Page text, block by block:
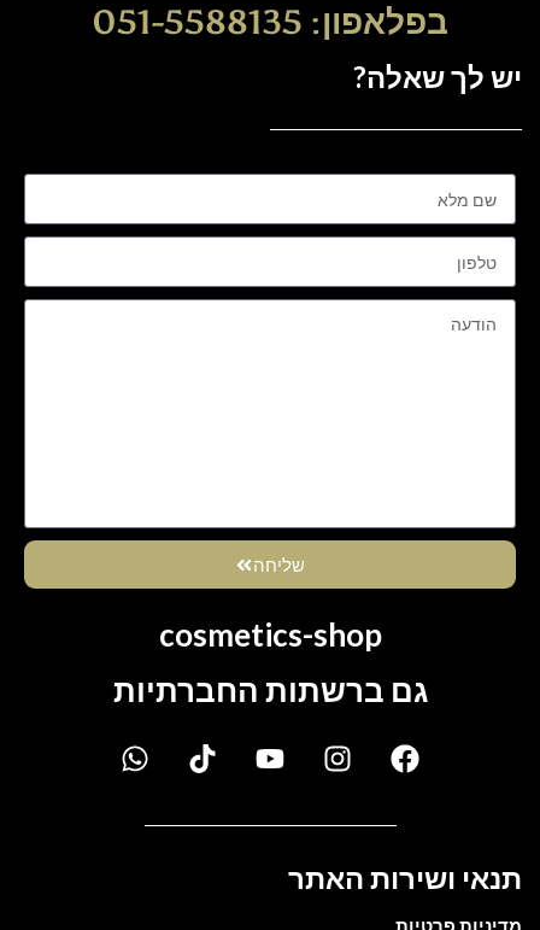
בפלאפון: 051-5588135
יש לך שאלה?
שליחה
cosmetics-shop
גם ברשתות החברתיות
תנאי ושירות האתר
מדיניות פרטיות